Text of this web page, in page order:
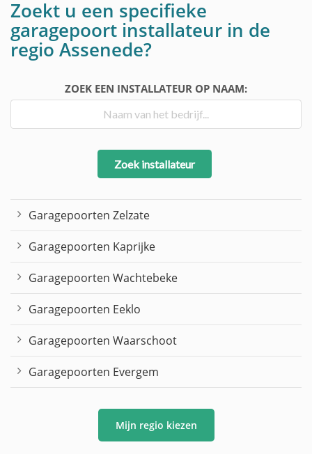
Zoekt u een specifieke
garagepoort installateur in de
regio Assenede?
ZOEK EEN INSTALLATEUR OP NAAM:
Zoek installateur
Garagepoorten Zelzate
Garagepoorten Kaprijke
Garagepoorten Wachtebeke
Garagepoorten Eeklo
Garagepoorten Waarschoot
Garagepoorten Evergem
Mijn regio kiezen